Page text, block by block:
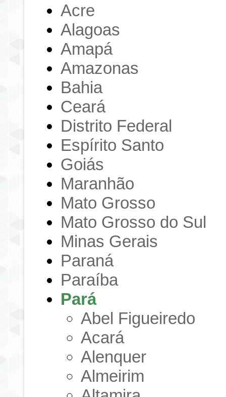
Acre
Alagoas
Amapá
Amazonas
Bahia
Ceará
Distrito Federal
Espírito Santo
Goiás
Maranhão
Mato Grosso
Mato Grosso do Sul
Minas Gerais
Paraná
Paraíba
Pará
Abel Figueiredo
Acará
Alenquer
Almeirim